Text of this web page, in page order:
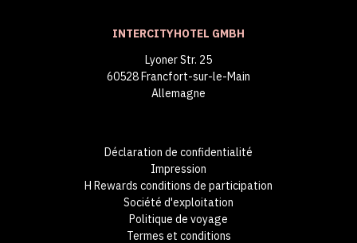
INTERCITYHOTEL GMBH
Lyoner Str. 25
60528 Francfort-sur-le-Main
Allemagne
Déclaration de confidentialité
Impression
H Rewards conditions de participation
Société d'exploitation
Politique de voyage
Termes et conditions